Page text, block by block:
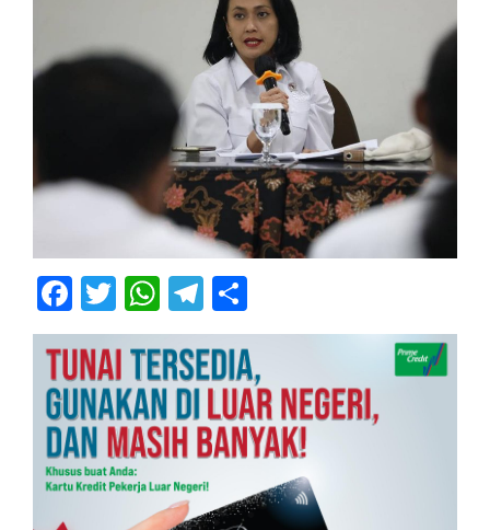
Facebook
Twitter
WhatsApp
Telegram